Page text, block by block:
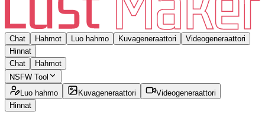
Chat Hahmot Luo hahmo Kuvageneraattori
Videogeneraattori
Hinnat
Chat
Hahmot
NSFW Tool
Luo hahmo
Kuvageneraattori
Videogeneraattori
Hinnat